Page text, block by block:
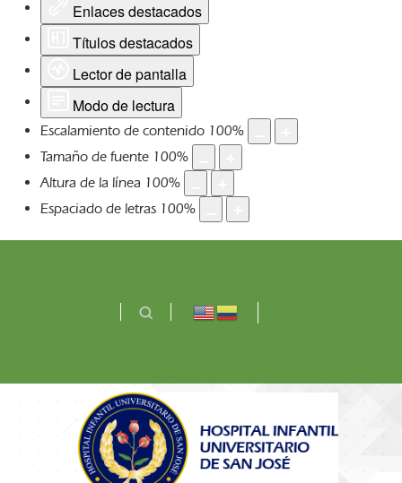
Enlaces destacados
Títulos destacados
Lector de pantalla
Modo de lectura
Escalamiento de contenido 100%
Tamaño de fuente 100%
Altura de la línea 100%
Espaciado de letras 100%